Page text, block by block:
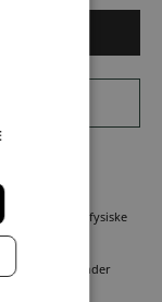
i en af vores fysiske
Læs mere under